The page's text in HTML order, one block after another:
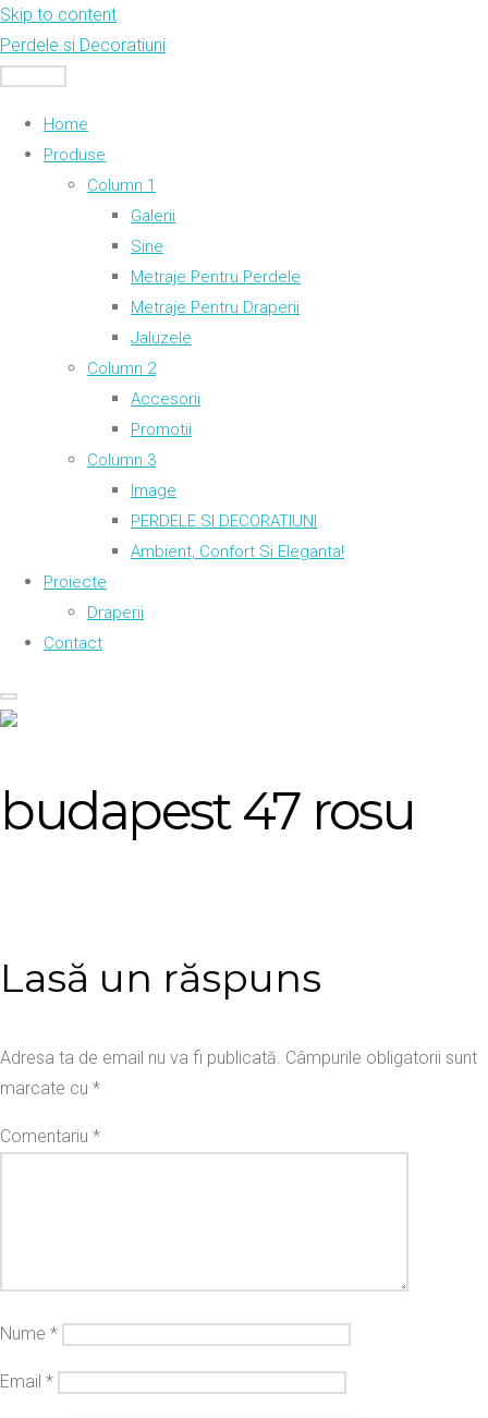
Skip to content
Perdele si Decoratiuni
Home
Produse
Column 1
Galerii
Sine
Metraje Pentru Perdele
Metraje Pentru Draperii
Jaluzele
Column 2
Accesorii
Promotii
Column 3
Image
PERDELE SI DECORATIUNI
Ambient, Confort Si Eleganta!
Proiecte
Draperii
Contact
budapest 47 rosu
Lasă un răspuns
Adresa ta de email nu va fi publicată. Câmpurile obligatorii sunt
marcate cu *
Comentariu *
Nume *
Email *